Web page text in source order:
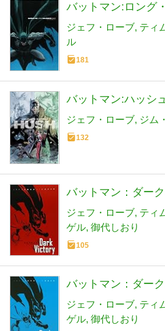
バットマン:ロング
ジェフ・ローブ ティ
ル
181
バットマン:ハッシ
ジェフ・ローブ ジム
132
バットマン：ダー
ジェフ・ローブ ティ
ゲル 御代しおり
105
バットマン：ダー
ジェフ・ローブ ティ
ゲル 御代しおり